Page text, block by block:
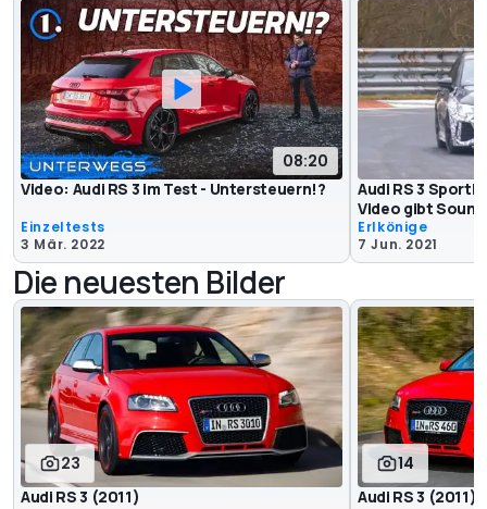
08:20
Video: Audi RS 3 im Test - Untersteuern!?
Einzeltests
3 Mär. 2022
Audi RS 3
Video gibt
Erlkönige
7 Jun. 2021
Die neuesten Bilder
23
Audi RS 3 (2011)
14
Audi RS 3 (2011)